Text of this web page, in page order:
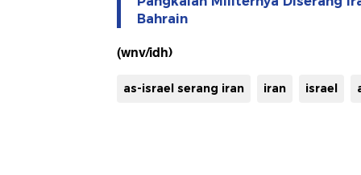
Bahrain
(wnv/idh)
as-israel serang iran iran israel